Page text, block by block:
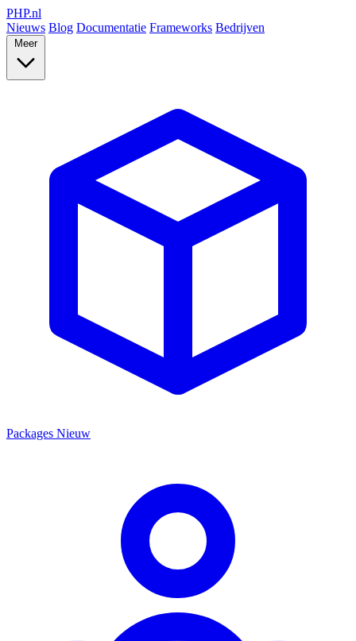
PHP.nl
Nieuws Blog Documentatie Frameworks Bedrijven
Meer
Packages Nieuw